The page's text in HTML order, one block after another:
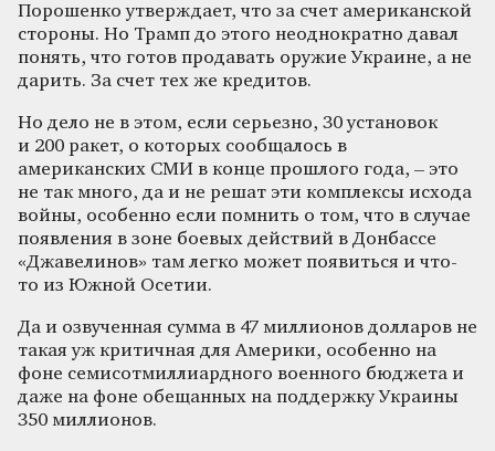
Порошенко утверждает, что за счет американской
стороны. Но Трамп до этого неоднократно давал
понять, что готов продавать оружие Украине, а не
дарить. За счет тех же кредитов.
Но дело не в этом, если серьезно, 30 установок
и 200 ракет, о которых сообщалось в
американских СМИ в конце прошлого года, – это
не так много, да и не решат эти комплексы исхода
войны, особенно если помнить о том, что в случае
появления в зоне боевых действий в Донбассе
«Джавелинов» там легко может появиться и что-
то из Южной Осетии.
Да и озвученная сумма в 47 миллионов долларов не
такая уж критичная для Америки, особенно на
фоне семисотмиллиардного военного бюджета и
даже на фоне обещанных на поддержку Украины
350 миллионов.